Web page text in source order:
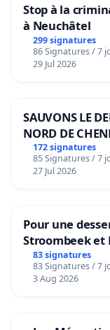
Stop à la
à Neuchâtel
299 signatures
86 Signatures / 7
29 Jul 2026
SAUVONS LE
NORD DE
172 signatures
85 Signatures / 7
27 Jul 2026
Pour une
Stroombeek et
bediening van
Voor
83 signatures
83 Signatures / 7
3 Aug 2026